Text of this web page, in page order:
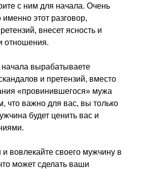
с ним для начала. Очень
этот разговор,
внесет ясность и
отношения.
начала вырабатываете
и претензий, вместо
«провинившегося» мужа
что важно для вас, вы только
будет ценить вас и
вовлекайте своего мужчину в
может сделать ваши